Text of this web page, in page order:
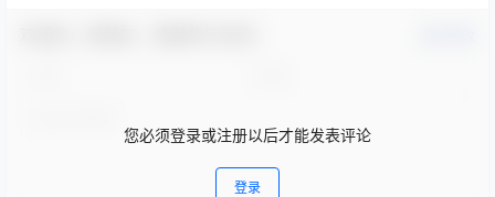
您必须登录或注册以后才能发表评论
登录